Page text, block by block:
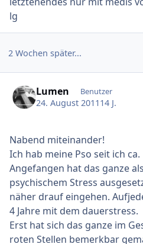
lg
2 Wochen später...
Lumen Benutzer
24. August 2011 14 J.
Nabend miteinander!
Ich hab meine Pso seit ich ca.
Angefangen hat das ganze
psychischem Stress
näher drauf eingehen.
4 Jahre mit dem dauerstress.
Erst hat sich das ganze im
roten Stellen bemerkbar